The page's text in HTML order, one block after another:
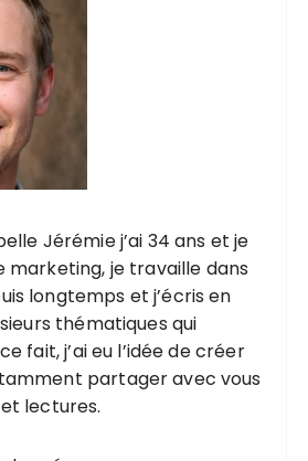
Jérémie j’ai 34 ans et je
marketing, je travaille dans
longtemps et j’écris en
thématiques qui
fait, j’ai eu l’idée de créer
partager avec vous
lectures.